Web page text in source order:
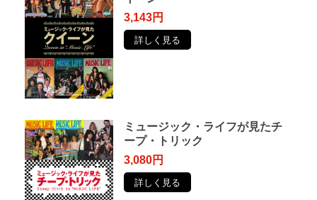
3,143円
詳しく見る
ミュージック・ライフが見たチ
ープ・トリック
3,080円
詳しく見る